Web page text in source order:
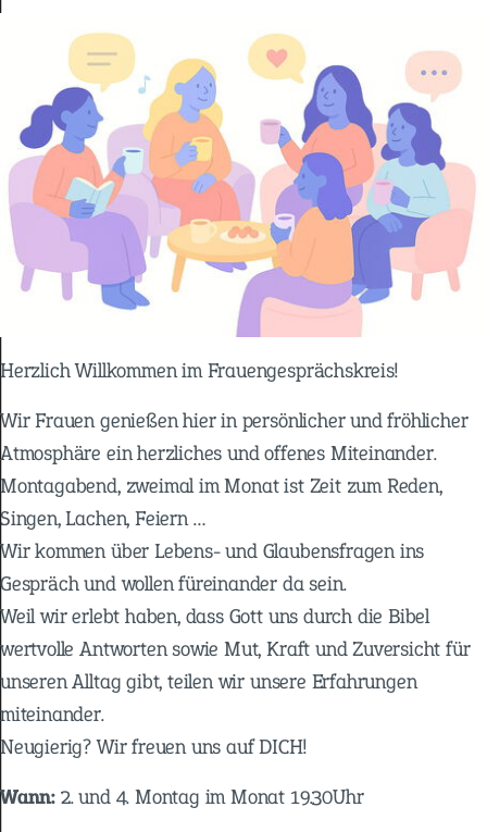
Herzlich Willkommen im Frauengesprächskreis!
Wir Frauen genießen hier in persönlicher und fröhlicher
Atmosphäre ein herzliches und offenes Miteinander.
Montagabend, zweimal im Monat ist Zeit zum Reden,
Singen, Lachen, Feiern …
Wir kommen über Lebens- und Glaubensfragen ins
Gespräch und wollen füreinander da sein.
Weil wir erlebt haben, dass Gott uns durch die Bibel
wertvolle Antworten sowie Mut, Kraft und Zuversicht für
unseren Alltag gibt, teilen wir unsere Erfahrungen
miteinander.
Neugierig? Wir freuen uns auf DICH!
Wann: 2. und 4. Montag im Monat 19.30Uhr